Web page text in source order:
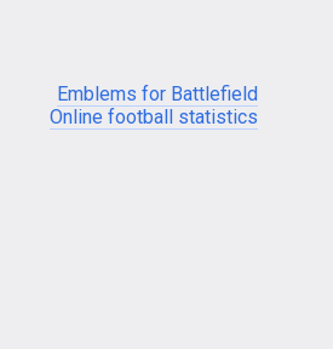
Emblems for Battlefield
Online football statistics